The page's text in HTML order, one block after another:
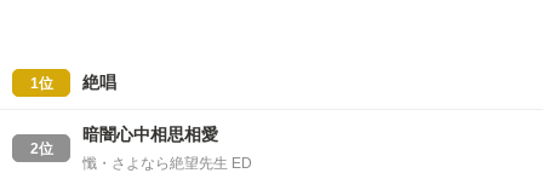
1位 絶唱
2位
暗闇心中相思相愛
懺・さよなら絶望先生 ED